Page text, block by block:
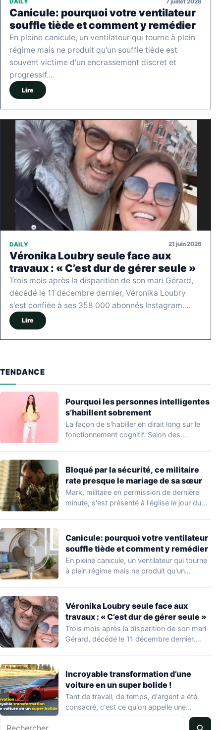
DAILY
Canicule: pourquoi votre ventilateur
souffle tiède et comment y remédier
En pleine canicule, un ventilateur qui tourne à plein
régime mais ne produit qu'un souffle tiède est
souvent victime d'un encrassement discret et
progressif.…
Lire
DAILY 21 juin 2026
Véronika Loubry seule face aux
travaux : « C’est dur de gérer seule »
Trois mois après la disparition de son mari Gérard,
décédé le 11 décembre dernier, Véronika Loubry
s'est confiée à ses 358 000 abonnés Instagram.…
Lire
TENDANCE
Pourquoi les personnes intelligentes
s’habillent sobrement
La façon de s'habiller en dirait long sur le
fonctionnement cognitif. Selon des
Bloqué par la sécurité, ce militaire
rate presque le mariage de sa sœur
Mark, militaire en permission de dernière
minute, s'est présenté à l'église le jour du…
Canicule: pourquoi votre ventilateur
souffle tiède et comment y remédier
En pleine canicule, un ventilateur qui tourne
à plein régime mais ne produit qu'un…
Véronika Loubry seule face aux
travaux : « C’est dur de gérer seule »
Trois mois après la disparition de son mari
Gérard, décédé le 11 décembre dernier,…
Incroyable transformation d’une
voiture en un super bolide !
Tant de travail, de temps, d'argent a été
consacré, c'est ce qu'on appelle une…
Rechercher